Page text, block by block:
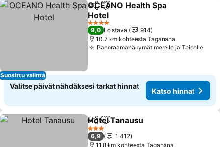
Suosittu valinta
Jaa Lisää suosikkeihin
OCEANO Health Spa
Hotel
Katso hinnat
4 Tähtiluokitus
9,0 Loistava
914
10.7 km kohteesta Taganana
Panoraamanäkymät merelle ja Teidelle
Valitse päivät nähdäksesi tarkat hinnat
Katso hinnat
Jaa Lisää suosikkeihin
Hotel Tanausu
3 Tähtiluokitus
6,9
1 412
11.8 km kohteesta Taganana